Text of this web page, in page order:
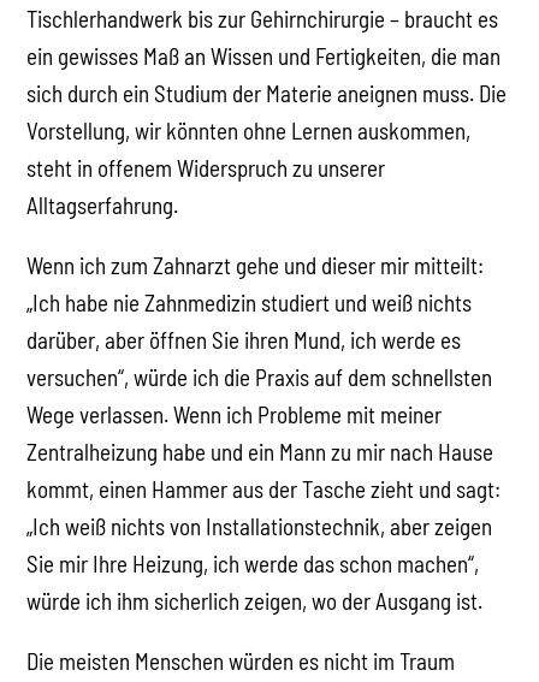
Tischlerhandwerk bis zur Gehirnchirurgie – braucht es
ein gewisses Maß an Wissen und Fertigkeiten, die man
sich durch ein Studium der Materie aneignen muss. Die
Vorstellung, wir könnten ohne Lernen auskommen,
steht in offenem Widerspruch zu unserer
Alltagserfahrung.
Wenn ich zum Zahnarzt gehe und dieser mir mitteilt:
„Ich habe nie Zahnmedizin studiert und weiß nichts
darüber, aber öffnen Sie ihren Mund, ich werde es
versuchen“, würde ich die Praxis auf dem schnellsten
Wege verlassen. Wenn ich Probleme mit meiner
Zentralheizung habe und ein Mann zu mir nach Hause
kommt, einen Hammer aus der Tasche zieht und sagt:
„Ich weiß nichts von Installationstechnik, aber zeigen
Sie mir Ihre Heizung, ich werde das schon machen“,
würde ich ihm sicherlich zeigen, wo der Ausgang ist.
Die meisten Menschen würden es nicht im Traum